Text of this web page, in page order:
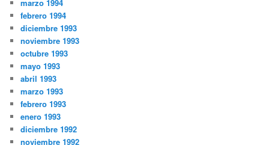
marzo 1994
febrero 1994
diciembre 1993
noviembre 1993
octubre 1993
mayo 1993
abril 1993
marzo 1993
febrero 1993
enero 1993
diciembre 1992
noviembre 1992